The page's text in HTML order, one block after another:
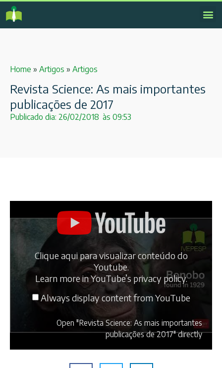
Home » Artigos » Artigos
Revista Science: As mais importantes
publicações de 2017
Publicado dia: 26/02/2018 às 09:53
Clique aqui para visualizar conteúdo do
Youtube.
Learn more inYouTube’s privacy policy.
Always display content from YouTube
Open "Revista Science: As mais importantes
publicações de 2017" directly